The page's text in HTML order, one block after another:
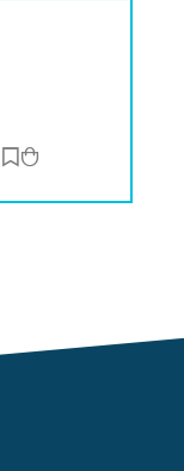
Zur Merkliste